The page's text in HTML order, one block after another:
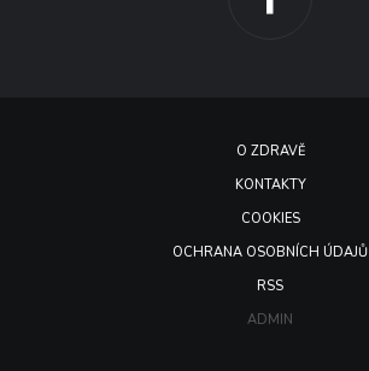
O ZDRAVĚ
KONTAKTY
COOKIES
OCHRANA OSOBNÍCH ÚDAJŮ
RSS
ADMIN